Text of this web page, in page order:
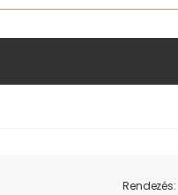
Rendezés: